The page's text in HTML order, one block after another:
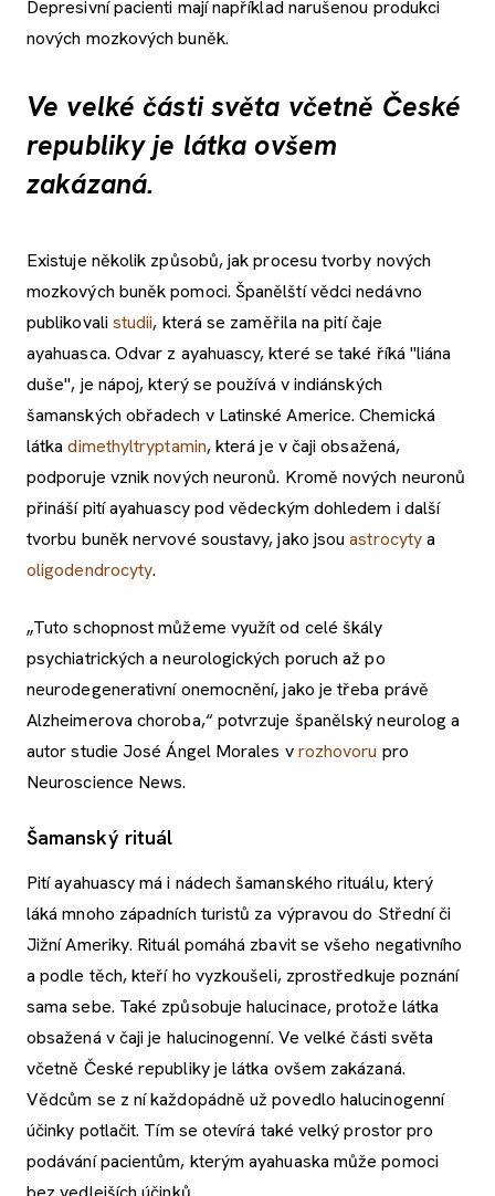
Depresivní pacienti mají například narušenou produkci
nových mozkových buněk.
Ve velké části světa včetně České
republiky je látka ovšem
zakázaná.
Existuje několik způsobů, jak procesu tvorby nových
mozkových buněk pomoci. Španělští vědci nedávno
publikovali studii, která se zaměřila na pití čaje
ayahuasca. Odvar z ayahuascy, které se také říká "liána
duše", je nápoj, který se používá v indiánských
šamanských obřadech v Latinské Americe. Chemická
látkadimethyltryptamin, která je v čaji obsažená,
podporuje vznik nových neuronů. Kromě nových neuronů
přináší pití ayahuascy pod vědeckým dohledem i další
tvorbu buněk nervové soustavy, jako jsouastrocytya
oligodendrocyty.
„Tuto schopnost můžeme využít od celé škály
psychiatrických a neurologických poruch až po
neurodegenerativní onemocnění, jako je třeba právě
Alzheimerova choroba,“ potvrzuje španělský neurolog a
autor studie José Ángel Morales vrozhovoru pro
Neuroscience News.
Šamanský rituál
Pití ayahuascy má i nádech šamanského rituálu, který
láká mnoho západních turistů za výpravou do Střední či
Jižní Ameriky. Rituál pomáhá zbavit se všeho negativního
a podle těch, kteří ho vyzkoušeli, zprostředkuje poznání
sama sebe. Také způsobuje halucinace, protože látka
obsažená v čaji je halucinogenní. Ve velké části světa
včetně České republiky je látka ovšem zakázaná.
Vědcům se z ní každopádně už povedlo halucinogenní
účinky potlačit. Tím se otevírá také velký prostor pro
podávání pacientům, kterým ayahuaska může pomoci